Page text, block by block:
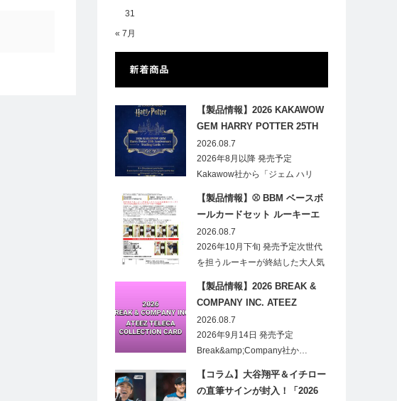
31
« 7月
新着商品
【製品情報】2026 KAKAWOW
GEM HARRY POTTER 25TH
ANNIVERSARY TRADING
CARDS HOBBY
2026.08.7
2026年8月以降 発売予定
Kakawow社から「ジェム ハリ
【製品情報】⚾ BBM ベースボ
ールカードセット ルーキーエ
ディションプレミアム 2026
2026.08.7
2026年10月下旬 発売予定次世代
を担うルーキーが終結した大人気
【製品情報】2026 BREAK &
COMPANY INC. ATEEZ
TELECA COLLECTION CARD
2026.08.7
2026年9月14日 発売予定
Break&amp;Company社か…
【コラム】大谷翔平＆イチロー
の直筆サインが封入！「2026